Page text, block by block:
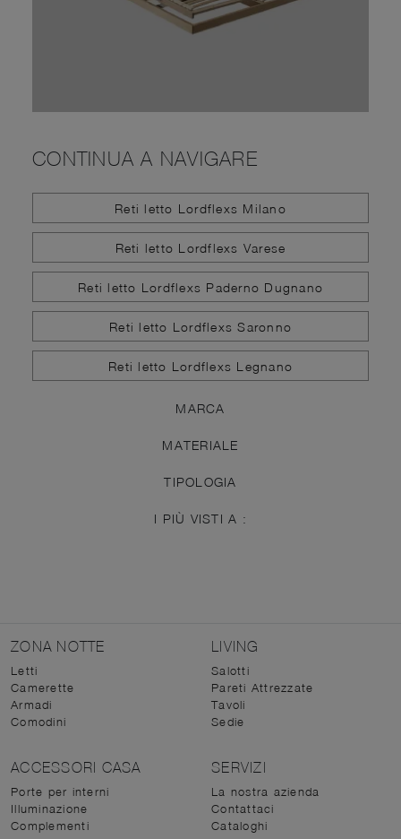
CONTINUA A NAVIGARE
Reti letto Lordflexs Milano
Reti letto Lordflexs Varese
Reti letto Lordflexs Paderno Dugnano
Reti letto Lordflexs Saronno
Reti letto Lordflexs Legnano
MARCA
MATERIALE
TIPOLOGIA
I PIÙ VISTI A :
ZONA NOTTE
Letti
Camerette
Armadi
Comodini
LIVING
Salotti
Pareti Attrezzate
Tavoli
Sedie
ACCESSORI CASA
Porte per interni
Illuminazione
Complementi
SERVIZI
La nostra azienda
Contattaci
Cataloghi